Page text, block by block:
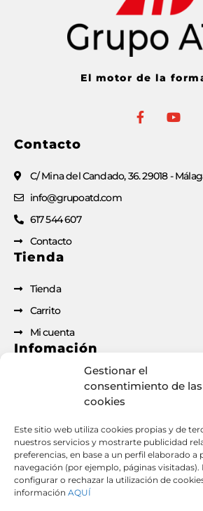
Gestionar el
consentimiento de las
cookies
Este sitio web utiliza cookies propias y de
nuestros servicios y mostrarte publicidad
preferencias, en base a un perfil elaborado
navegación (por ejemplo, páginas visitadas).
configurar o rechazar la utilización de
información AQUÍ
El motor de la
Contacto
C/ Mina del Candado, 36. 29018 -
info@grupoatd.com
617 544 607
Contacto
Tienda
Tienda
Carrito
Mi cuenta
Infomación
Política de privacidad
Política de cookies
Condiciones de contratación
Documento de desistimiento